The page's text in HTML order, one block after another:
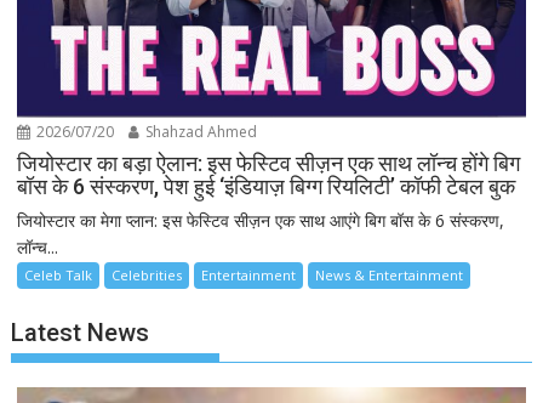
2026/07/20 Shahzad Ahmed
जियोस्टार का बड़ा ऐलान: इस फेस्टिव सीज़न एक साथ लॉन्च होंगे बिग
बॉस के 6 संस्करण, पेश हुई ‘इंडियाज़ बिग्ग रियलिटी’ कॉफी टेबल बुक
जियोस्टार का मेगा प्लान: इस फेस्टिव सीज़न एक साथ आएंगे बिग बॉस के 6 संस्करण,
लॉन्च...
Celeb Talk Celebrities Entertainment News & Entertainment
Latest News